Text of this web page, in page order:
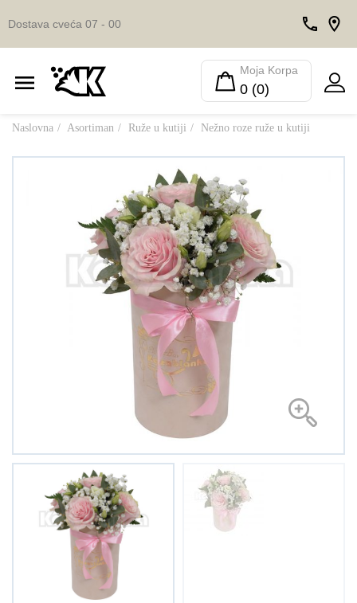
Dostava cveća 07 - 00
Moja Korpa
0 (0)
Naslovna Asortiman Ruže u kutiji Nežno roze ruže u kutiji